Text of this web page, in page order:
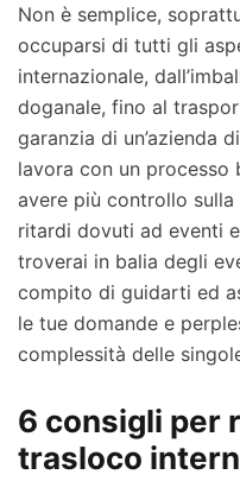
Non è semplice,
occuparsi di tutti gli
internazionale,
doganale, fino al
garanzia di un’azienda
lavora con un
avere più controllo
ritardi dovuti ad eventi
troverai in balia degli
compito di guidarti ed
le tue domande e
complessità delle
6 consigli per
trasloco